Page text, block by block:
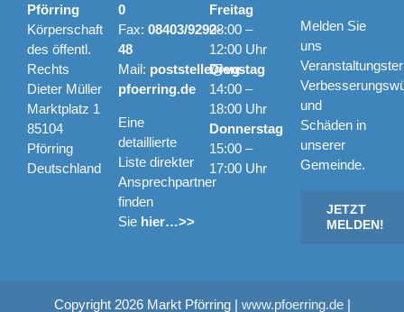
Pförring
Körperschaft
des öffentl.
Rechts
Dieter Müller
Marktplatz 1
85104
Pförring
Deutschland
0
Fax: 08403/9292-
48
Mail: poststelle@vg-
pfoerring.de
Eine
detaillierte
Liste direkter
Ansprechpartner
finden
Sie hier…>>
Freitag
08:00 –
12:00 Uhr
Dienstag
14:00 –
18:00 Uhr
Donnerstag
15:00 –
17:00 Uhr
Melden Sie
uns
und
Schäden in
unserer
Gemeinde.
JETZT
MELDEN!
Copyright 2026 Markt Pförring | www.pfoerring.de|